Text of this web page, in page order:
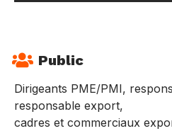
Public
Dirigeants PME/PMI,
responsable export,
cadres et commerciaux